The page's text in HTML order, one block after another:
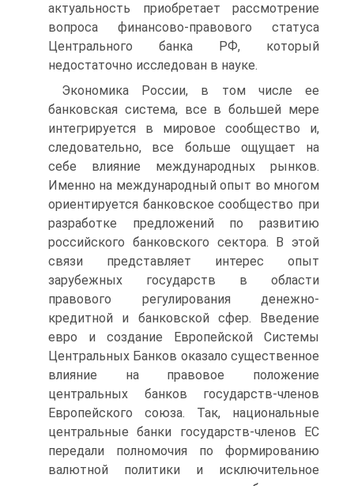
актуальность приобретает рассмотрение
вопроса финансово-правового статуса
Центрального банка РФ, который
недостаточно исследован в науке.
Экономика России, в том числе ее
банковская система, все в большей мере
интегрируется в мировое сообщество и,
следовательно, все больше ощущает на
себе влияние международных рынков.
Именно на международный опыт во многом
ориентируется банковское сообщество при
разработке предложений по развитию
российского банковского сектора. В этой
связи представляет интерес опыт
зарубежных государств в области
правового регулирования денежно-
кредитной и банковской сфер. Введение
евро и создание Европейской Системы
Центральных Банков оказало существенное
влияние на правовое положение
центральных банков государств-членов
Европейского союза. Так, национальные
центральные банки государств-членов ЕС
передали полномочия по формированию
валютной политики и исключительное